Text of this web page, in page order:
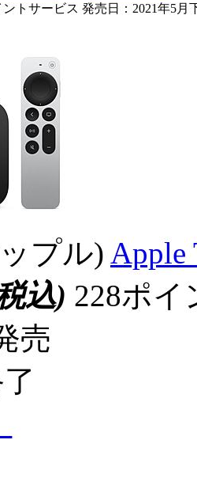
ントサービス 発売日：2021年5月
プル) Apple
込) 228ポ
売